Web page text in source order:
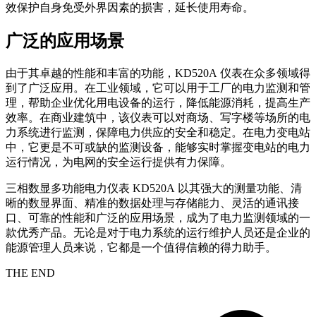
效保护自身免受外界因素的损害，延长使用寿命。
广泛的应用场景
由于其卓越的性能和丰富的功能，KD520A 仪表在众多领域得
到了广泛应用。在工业领域，它可以用于工厂的电力监测和管
理，帮助企业优化用电设备的运行，降低能源消耗，提高生产
效率。在商业建筑中，该仪表可以对商场、写字楼等场所的电
力系统进行监测，保障电力供应的安全和稳定。在电力变电站
中，它更是不可或缺的监测设备，能够实时掌握变电站的电力
运行情况，为电网的安全运行提供有力保障。
三相数显多功能电力仪表 KD520A 以其强大的测量功能、清
晰的数显界面、精准的数据处理与存储能力、灵活的通讯接
口、可靠的性能和广泛的应用场景，成为了电力监测领域的一
款优秀产品。无论是对于电力系统的运行维护人员还是企业的
能源管理人员来说，它都是一个值得信赖的得力助手。
THE END